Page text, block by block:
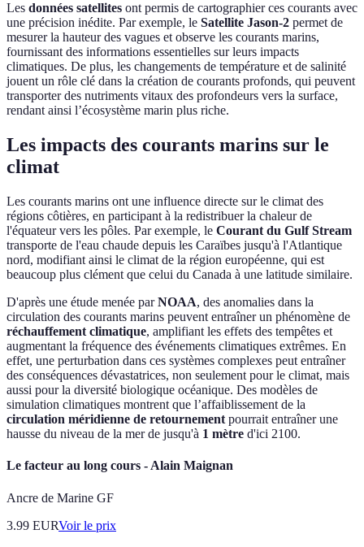
Les données satellites ont permis de cartographier ces courants avec
une précision inédite. Par exemple, le Satellite Jason-2 permet de
mesurer la hauteur des vagues et observe les courants marins,
fournissant des informations essentielles sur leurs impacts
climatiques. De plus, les changements de température et de salinité
jouent un rôle clé dans la création de courants profonds, qui peuvent
transporter des nutriments vitaux des profondeurs vers la surface,
rendant ainsi l’écosystème marin plus riche.
Les impacts des courants marins sur le
climat
Les courants marins ont une influence directe sur le climat des
régions côtières, en participant à la redistribuer la chaleur de
l'équateur vers les pôles. Par exemple, le Courant du Gulf Stream
transporte de l'eau chaude depuis les Caraïbes jusqu'à l'Atlantique
nord, modifiant ainsi le climat de la région européenne, qui est
beaucoup plus clément que celui du Canada à une latitude similaire.
D'après une étude menée parNOAA, des anomalies dans la
circulation des courants marins peuvent entraîner un phénomène de
réchauffement climatique, amplifiant les effets des tempêtes et
augmentant la fréquence des événements climatiques extrêmes. En
effet, une perturbation dans ces systèmes complexes peut entraîner
des conséquences dévastatrices, non seulement pour le climat, mais
aussi pour la diversité biologique océanique. Des modèles de
simulation climatiques montrent que l’affaiblissement de la
circulation méridienne de retournement pourrait entraîner une
hausse du niveau de la mer de jusqu'à 1 mètre d'ici 2100.
Le facteur au long cours - Alain Maignan
Ancre de Marine GF
3.99 EURVoir le prix